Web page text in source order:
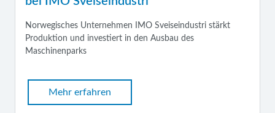
Norwegisches Unternehmen IMO Sveiseindustri stärkt
Produktion und investiert in den Ausbau des
Maschinenparks
Mehr erfahren